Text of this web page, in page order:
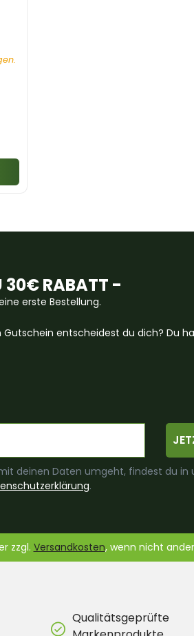
30€ RABATT -
erste Bestellung.
Gutschein entscheidest du dich? Du
deinen Daten umgeht, findest du in
.
zzgl. Versandkosten, wenn nicht
Qualitätsgeprüfte